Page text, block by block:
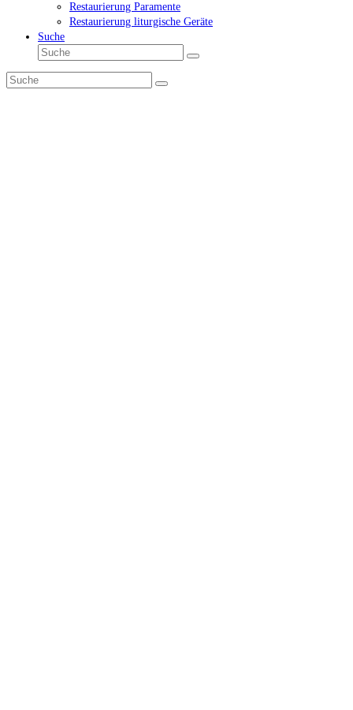
Restaurierung Paramente
Restaurierung liturgische Geräte
Suche
Suche
Senden
Suche
Senden